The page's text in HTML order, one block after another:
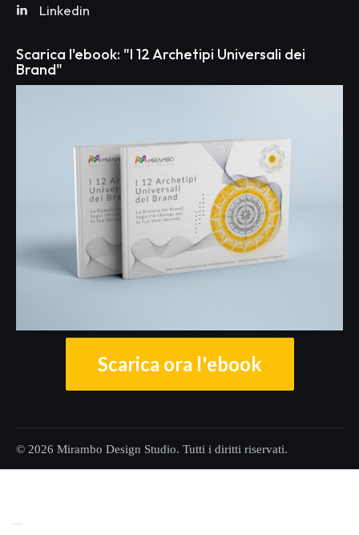
Linkedin
Scarica l'ebook: "I 12 Archetipi Universali dei
Brand"
Scarica ora l'ebook
© 2026 Mirambo Design Studio. Tutti i diritti riservati.